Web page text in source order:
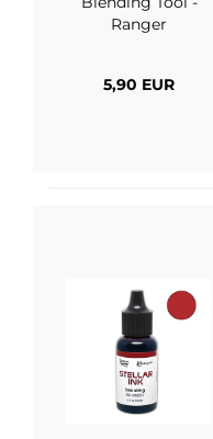
Ranger
5,90 EUR